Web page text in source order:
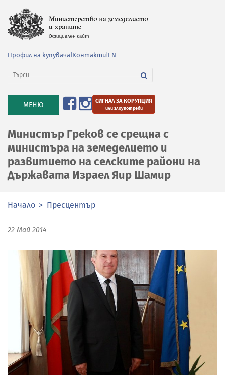
Профил на купувача Контакти EN
TOGGLE
NAVIGATION
МЕНЮ СИГНАЛ ЗА КОРУПЦИЯ
или злоупотреби
Министър Греков се срещна с
министъра на земеделието и
развитието на селските райони на
Държавата Израел Яир Шамир
Начало Пресцентър
22 Май 2014